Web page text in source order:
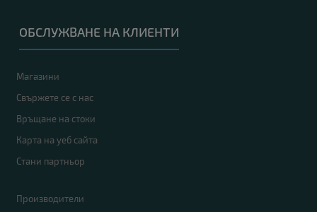
ОБСЛУЖВАНЕ НА КЛИЕНТИ
Магазини
Свържете се с нас
Връщане на стоки
Карта на уеб сайта
Стани партньор
Производители